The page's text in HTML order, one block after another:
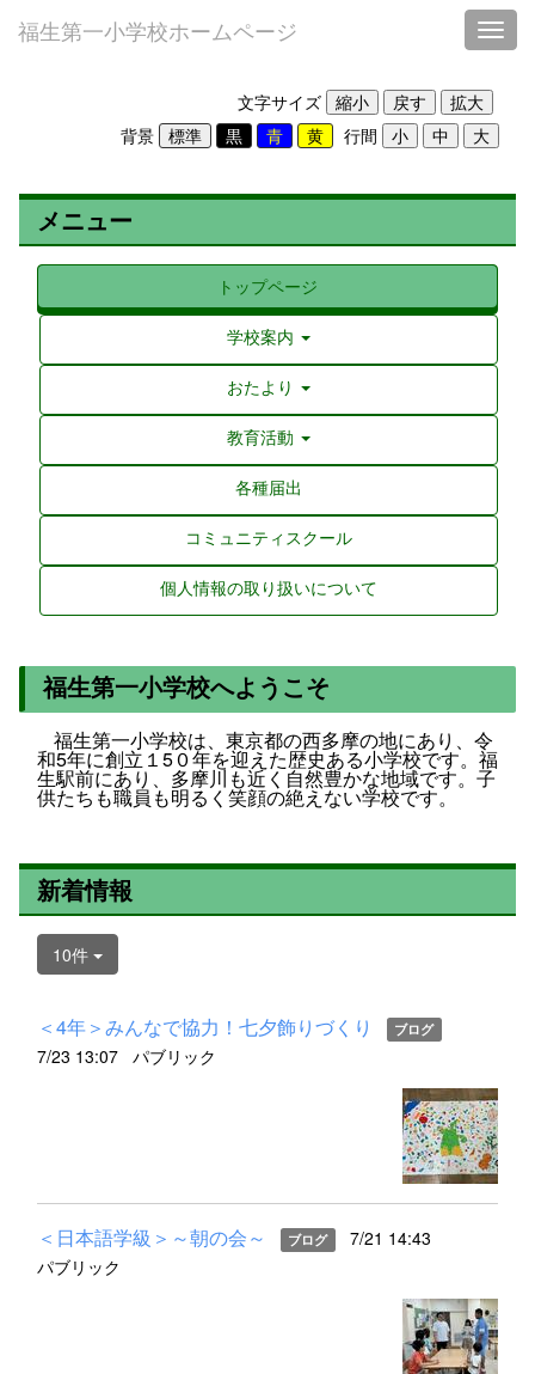
福生第一小学校ホームページ
文字サイズ
背景
行間
メニュー
トップページ
学校案内
おたより
教育活動
各種届出
コミュニティスクール
個人情報の取り扱いについて
福生第一小学校へようこそ
福生第一小学校は、東京都の西多摩の地にあり、令
和5年に創立１5０年を迎えた歴史ある小学校です。福
生駅前にあり、多摩川も近く自然豊かな地域です。子
供たちも職員も明るく笑顔の絶えない学校です。
新着情報
10件
＜4年＞みんなで協力！七夕飾りづくり ブログ
7/23 13:07 パブリック
＜日本語学級＞～朝の会～ ブログ
7/21 14:43
パブリック